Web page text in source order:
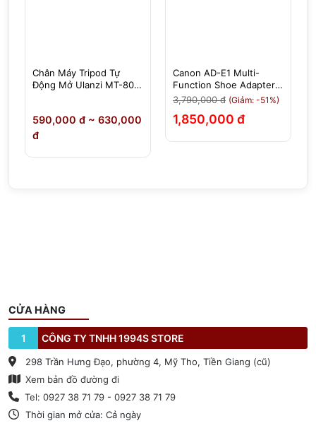
Canon AD-E1 Multi-
Function Shoe Adapter -
1,850,000 đ
Focus Ring Tab Chính
Hãng 7Artisans - Giúp
Việc Lấy Nét, Chỉnh
Khẩu Độ Dễ Dàng Hơn
89,999 đ ~ 419,000 đ
CỬA HÀNG
1 CÔNG TY TNHH 1994S STORE
298 Trần Hưng Đạo, phường 4, Mỹ Tho, Tiền Giang (cũ)
Xem bản đồ đường đi
Tel: 0927 38 71 79 - 0927 38 71 79
Thời gian mở cửa: Cả ngày